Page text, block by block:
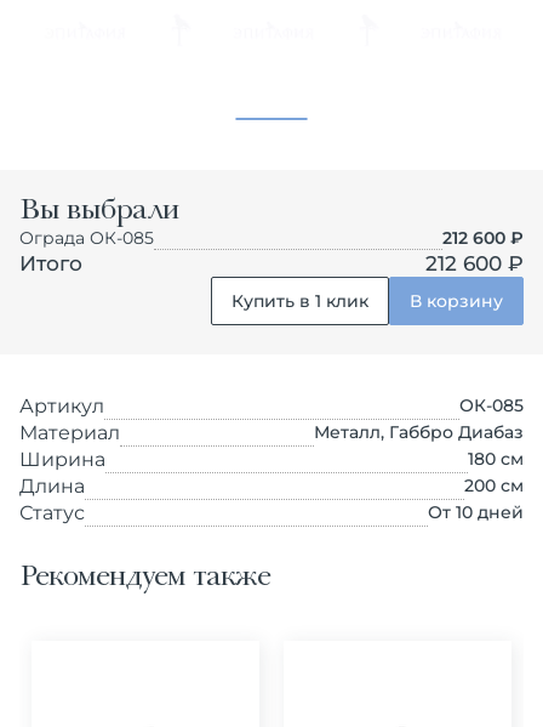
Вы выбрали
Ограда ОК-085 212 600 ₽
Итого 212 600 ₽
Купить в 1 клик В корзину
Артикул ОК-085
Материал Металл, Габбро Диабаз
Ширина 180 см
Длина 200 см
Статус От 10 дней
Рекомендуем также